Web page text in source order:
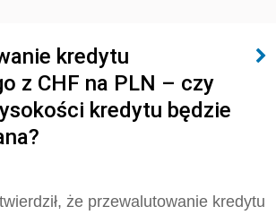
kredytu
z CHF na PLN – czy
kredytu będzie
że przewalutowanie kredytu